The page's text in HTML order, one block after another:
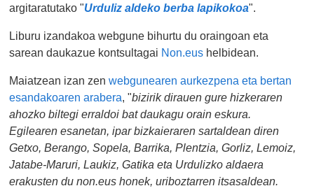
argitaratutako "Urduliz aldeko berba lapikokoa".
Liburu izandakoa webgune bihurtu du oraingoan eta
sarean daukazue kontsultagai Non.eus helbidean.
Maiatzean izan zenwebgunearen aurkezpena eta bertan
esandakoaren arabera, "bizirik dirauen gure hizkeraren
ahozko biltegi erraldoi bat daukagu orain eskura.
Egilearen esanetan, ipar bizkaieraren sartaldean diren
Getxo, Berango, Sopela, Barrika, Plentzia, Gorliz, Lemoiz,
Jatabe-Maruri, Laukiz, Gatika eta Urdulizko aldaera
erakusten du non.eus honek, uriboztarren itsasaldean.